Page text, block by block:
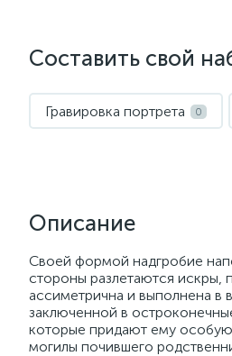
Составить свой
Гравировка портрета 0
Описание
Своей формой надгробие
стороны разлетаются искры,
ассиметрична и выполнена в
заключенной в
которые придают ему особую
могилы почившего